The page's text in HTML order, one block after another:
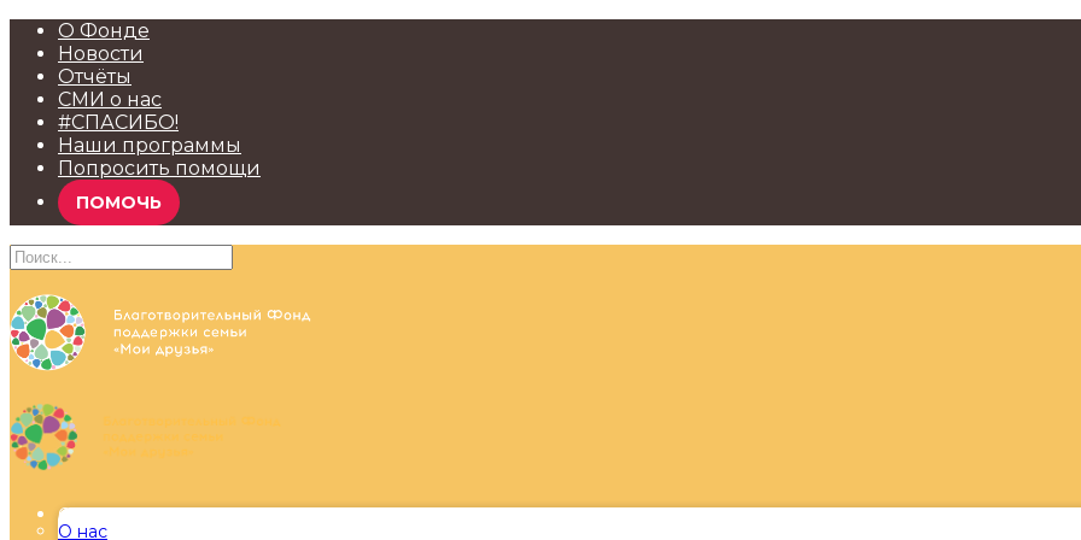
О Фонде
Новости
Отчёты
СМИ о нас
#СПАСИБО!
Наши программы
Попросить помощи
ПОМОЧЬ
О Фонде
О нас